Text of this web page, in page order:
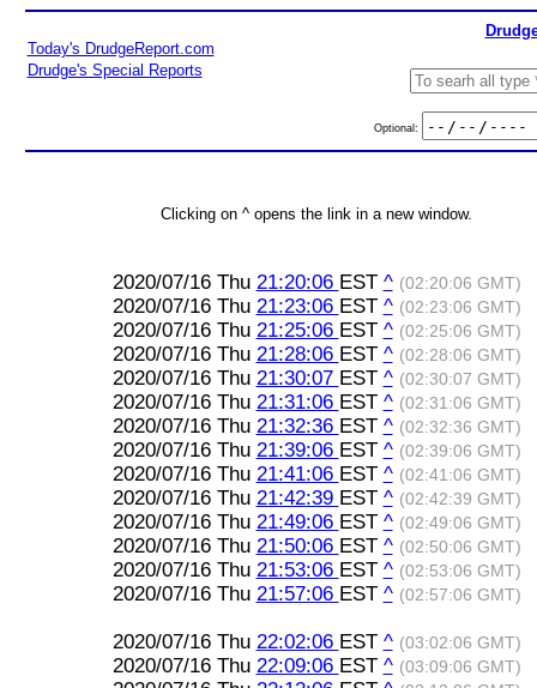
Today's DrudgeReport.com
Drudge's Special Reports
Optional:
Clicking on ^ opens the link in a new window.
2020/07/16 Thu 21:20:06 EST ^ (02:20:06 GMT)
2020/07/16 Thu 21:23:06 EST ^ (02:23:06 GMT)
2020/07/16 Thu 21:25:06 EST ^ (02:25:06 GMT)
2020/07/16 Thu 21:28:06 EST ^ (02:28:06 GMT)
2020/07/16 Thu 21:30:07 EST ^ (02:30:07 GMT)
2020/07/16 Thu 21:31:06 EST ^ (02:31:06 GMT)
2020/07/16 Thu 21:32:36 EST ^ (02:32:36 GMT)
2020/07/16 Thu 21:39:06 EST ^ (02:39:06 GMT)
2020/07/16 Thu 21:41:06 EST ^ (02:41:06 GMT)
2020/07/16 Thu 21:42:39 EST ^ (02:42:39 GMT)
2020/07/16 Thu 21:49:06 EST ^ (02:49:06 GMT)
2020/07/16 Thu 21:50:06 EST ^ (02:50:06 GMT)
2020/07/16 Thu 21:53:06 EST ^ (02:53:06 GMT)
2020/07/16 Thu 21:57:06 EST ^ (02:57:06 GMT)
2020/07/16 Thu 22:02:06 EST ^ (03:02:06 GMT)
2020/07/16 Thu 22:09:06 EST ^ (03:09:06 GMT)